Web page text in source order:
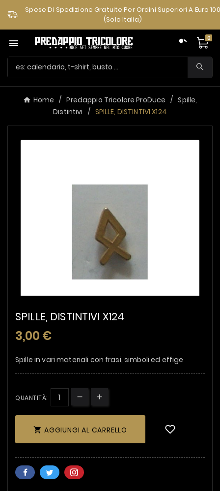
Spese Di Spedizione Gratuite Per Ordini Superiori A Euro 100
(solo Italia)
 0
Home Predappio Tricolore ProDuce
Spille,
Distintivi
SPILLE, DISTINTIVI X124
SPILLE, DISTINTIVI X124
3,00 €
Spille in vari materiali con frasi, simboli ed effige
QUANTITÀ:
 AGGIUNGI AL CARRELLO